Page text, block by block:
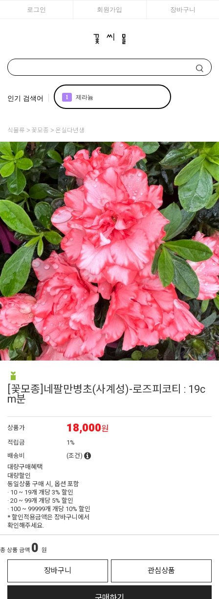
로그인 회원가입 장바구니
인기 검색어 1 제라늄
3 리갈
4 구근
5 모종
6 접시꽃
7 에키네시아
8 조날
9 비올라
10 어린모종 국화
식물류 꽃모종 온실다년생
[꽃모종]네팔만병초(사계성)-로즈피코티 : 19c
m분
상품가 18,000원
적립금
1%
배송비
(조건)
대량구매혜택
대량할인
동일상품 구매 시, 옵션 포함
· 10 ~ 19개 개당3% 할인
· 20 ~ 99개 개당 5% 할인
· 100 ~ 99999개 개당 10% 할인
* 할인적용금액은 장바구니에서
확인해주세요.
총 상품 금액 0 원
장바구니 관심상품